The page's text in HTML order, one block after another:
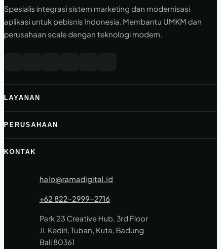
Spesialis integrasi sistem marketing dan modernisasi
aplikasi untuk pebisnis Indonesia. Membantu UMKM dan
perusahaan scale dengan teknologi modern.
LAYANAN
PERUSAHAAN
KONTAK
halo@ramadigital.id
+62 822-2999-2716
Park 23 Creative Hub, 3rd Floor
Jl. Kediri, Tuban, Kuta, Badung
Bali 80361